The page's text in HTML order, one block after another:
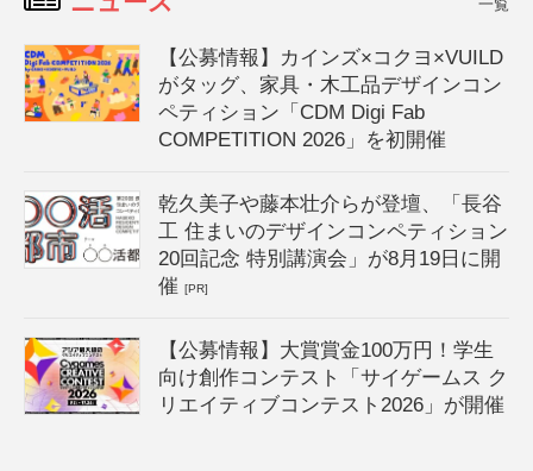
一覧
【公募情報】カインズ×コクヨ×VUILD
がタッグ、家具・木工品デザインコン
ペティション「CDM Digi Fab
COMPETITION 2026」を初開催
乾久美子や藤本壮介らが登壇、「長谷
工 住まいのデザインコンペティション
20回記念 特別講演会」が8月19日に開
催[PR]
【公募情報】大賞賞金100万円！学生
向け創作コンテスト「サイゲームス ク
リエイティブコンテスト2026」が開催